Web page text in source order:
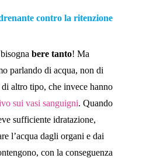
contro la ritenzione
bere tanto! Ma
parlando di acqua, non di
altro tipo, che invece hanno
sui vasi sanguigni. Quando
sufficiente idratazione,
l’acqua dagli organi e dai
con la conseguenza